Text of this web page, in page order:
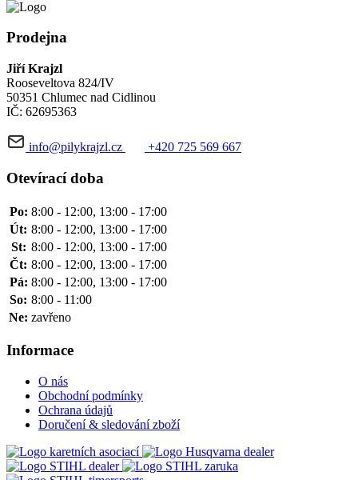
Prodejna
Jiří Krajzl
Rooseveltova 824/IV
50351 Chlumec nad Cidlinou
IČ: 62695363
info@pilykrajzl.cz +420 725 569 667
Otevírací doba
Po: 8:00 - 12:00, 13:00 - 17:00
Út: 8:00 - 12:00, 13:00 - 17:00
St: 8:00 - 12:00, 13:00 - 17:00
Čt: 8:00 - 12:00, 13:00 - 17:00
Pá: 8:00 - 12:00, 13:00 - 17:00
So: 8:00 - 11:00
Ne: zavřeno
Informace
O nás
Obchodní podmínky
Ochrana údajů
Doručení & sledování zboží